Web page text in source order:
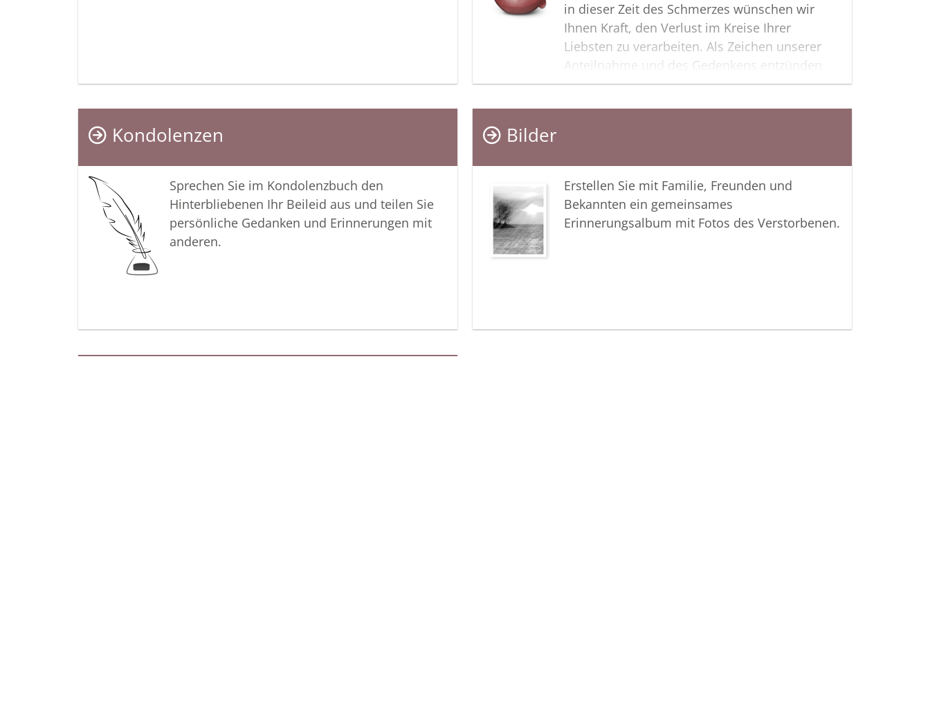
in dieser Zeit des Schmerzes wünschen wir
Ihnen Kraft, den Verlust im Kreise Ihrer
Liebsten zu verarbeiten. Als Zeichen unserer
Anteilnahme und des Gedenkens entzünden
wir dieses erste Licht. Möge diese Gedenkseite
Ihr Coburger Bestattungsinstitut Kahl
Kondolenzen
Sprechen Sie im Kondolenzbuch den
Hinterbliebenen Ihr Beileid aus und teilen Sie
persönliche Gedanken und Erinnerungen mit
anderen.
Bilder
Erstellen Sie mit Familie, Freunden und
Bekannten ein gemeinsames
Erinnerungsalbum mit Fotos des Verstorbenen.